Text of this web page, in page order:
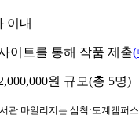
이내
이트를 통해 작품 제출(
원 규모(총 5명)
관 마일리지는 삼척·도계캠퍼